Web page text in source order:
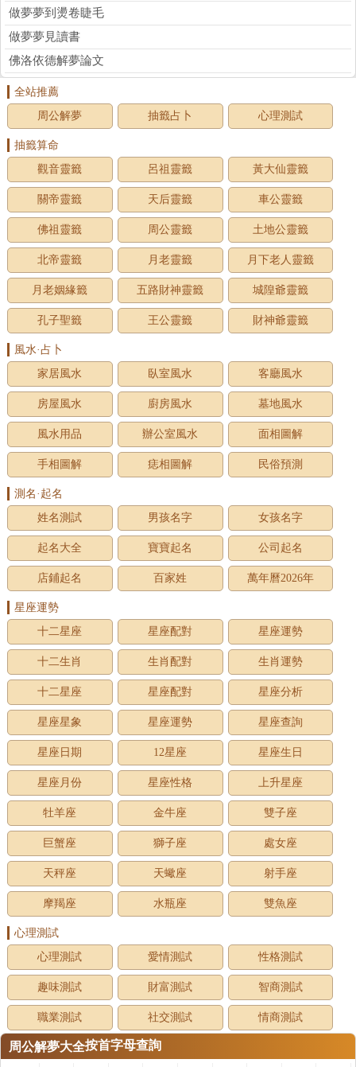
做夢夢到燙卷睫毛
做夢夢見讀書
佛洛依德解夢論文
全站推薦
周公解夢
抽籤占卜 心理測試
抽籤算命
觀音靈籤
呂祖靈籤 黃大仙靈籤
關帝靈籤 天后靈籤 車公靈籤
佛祖靈籤 周公靈籤 土地公靈籤
北帝靈籤 月老靈籤 月下老人靈籤
月老姻緣籤 五路財神靈籤 城隍爺靈籤
孔子聖籤 王公靈籤 財神爺靈籤
風水·占卜
家居風水
臥室風水 客廳風水
房屋風水 廚房風水 墓地風水
風水用品 辦公室風水 面相圖解
手相圖解 痣相圖解 民俗預測
測名·起名
姓名測試
男孩名字 女孩名字
起名大全 寶寶起名 公司起名
店鋪起名 百家姓 萬年曆2026年
星座運勢
十二星座
星座配對 星座運勢
十二生肖 生肖配對 生肖運勢
十二星座 星座配對 星座分析
星座星象 星座運勢 星座查詢
星座日期 12星座 星座生日
星座月份 星座性格 上升星座
牡羊座 金牛座 雙子座
巨蟹座 獅子座 處女座
天秤座 天蠍座 射手座
摩羯座 水瓶座 雙魚座
心理測試
心理測試
愛情測試 性格測試
趣味測試 財富測試 智商測試
職業測試 社交測試 情商測試
周公解夢大全按首字母查詢